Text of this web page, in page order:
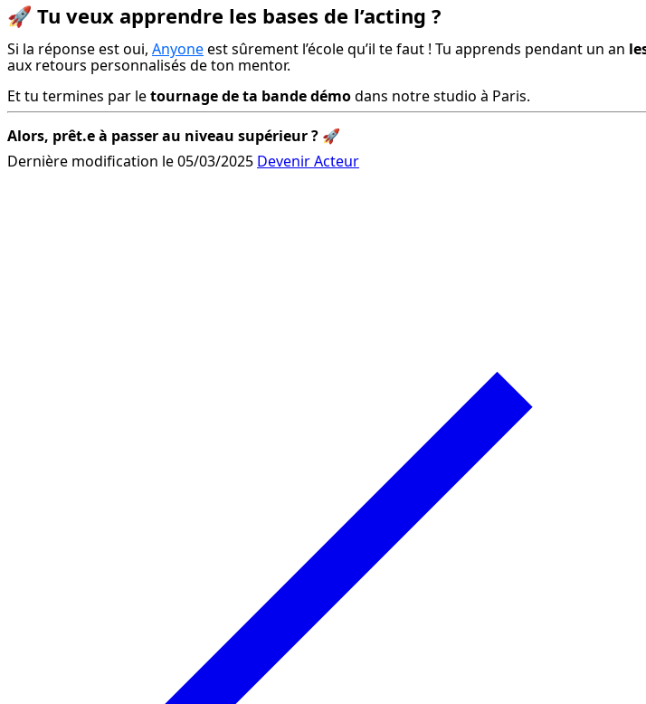
🚀 Tu veux apprendre les bases de l’acting ?
Si la réponse est oui, Anyone est sûrement l’école qu’il te faut ! Tu apprends pendant un an
aux retours personnalisés de ton mentor.
Et tu termines par le tournage de ta bande démo dans notre studio à Paris.
Alors, prêt.e à passer au niveau supérieur ? 🚀
Dernière modification le 05/03/2025 Devenir Acteur